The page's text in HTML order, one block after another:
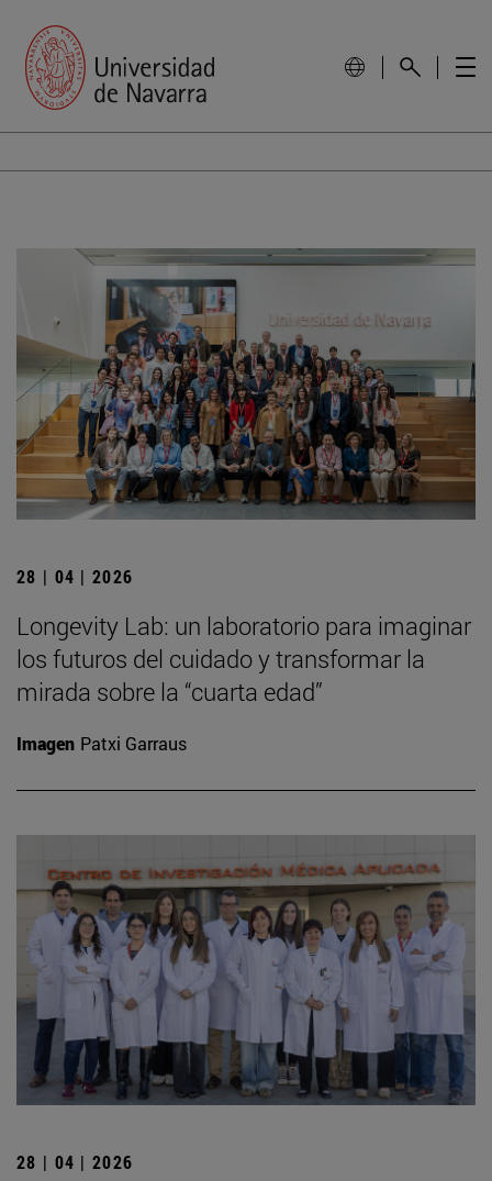
28 | 04 | 2026
Longevity Lab: un laboratorio para imaginar
los futuros del cuidado y transformar la
mirada sobre la “cuarta edad”
Imagen Patxi Garraus
28 | 04 | 2026